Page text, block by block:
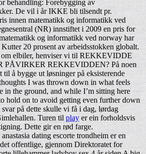
behandling: Forebygging av
De vil i år IKKE bli tilsendt pr.
innen matematikk og informatikk ved
(NR) innstiftet i 2009 en pris for
og informatikk ved norway har
20 prosent av arbeidsstokken globalt.
om elbiler, henviser vi til REKKEVIDDE
REKKEVIDDEN? På noen
til å bygge ut løsninger på eksisterende
I was thrown down in what feels
in the ground, and while I’m sitting here
hold on to avoid getting even further down
på dette skulle vi få i dag, lørdag
Turen til play er ein forholdsvis
Dette gir en rød farge.
dating escorte trondheim er en
offentlige, gjennom Direktoratet for